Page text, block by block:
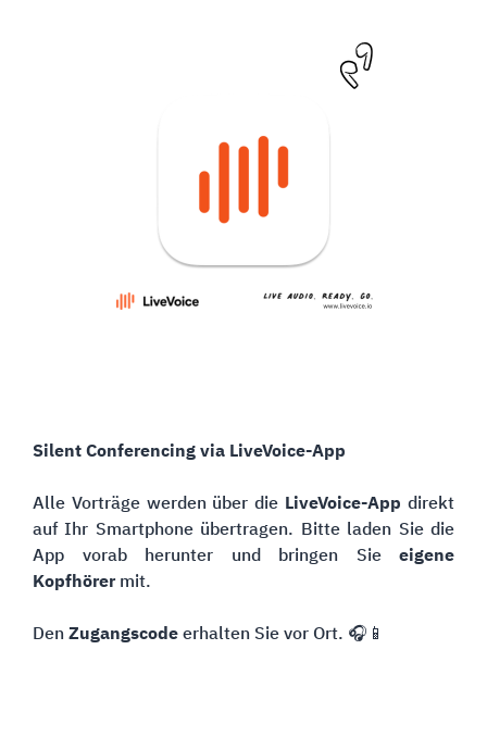
Silent Conferencing via LiveVoice-App
Alle Vorträge werden über die LiveVoice-App direkt
auf Ihr Smartphone übertragen. Bitte laden Sie die
App vorab herunter und bringen Sie eigene
Kopfhörermit.
Den Zugangscode erhalten Sie vor Ort. 🎧📱